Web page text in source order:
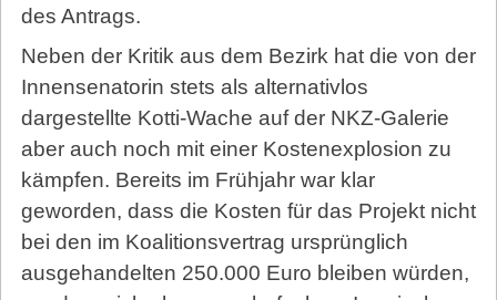
des Antrags.
Neben der Kritik aus dem Bezirk hat die von der
Innensenatorin stets als alternativlos
dargestellte Kotti-Wache auf der NKZ-Galerie
aber auch noch mit einer Kos­ten­ex­plo­sion zu
kämpfen. Bereits im Frühjahr war klar
geworden, dass die Kosten für das Projekt nicht
bei den im Koalitionsvertrag ursprünglich
ausgehandelten 250.000 Euro bleiben würden,